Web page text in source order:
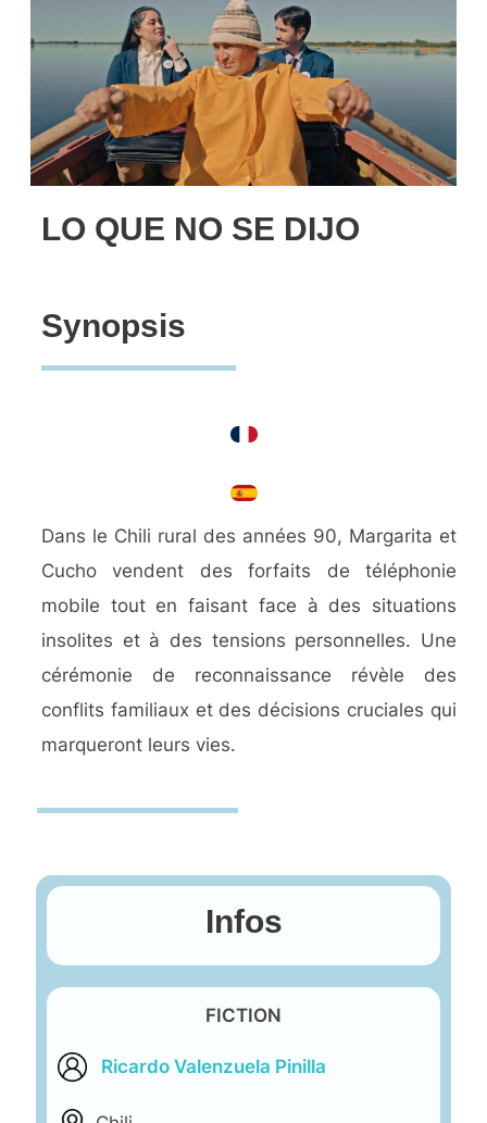
LO QUE NO SE DIJO
Synopsis
Dans le Chili rural des années 90, Margarita et
Cucho vendent des forfaits de téléphonie
mobile tout en faisant face à des situations
insolites et à des tensions personnelles. Une
cérémonie de reconnaissance révèle des
conflits familiaux et des décisions cruciales qui
marqueront leurs vies.
Infos
FICTION
Ricardo Valenzuela Pinilla